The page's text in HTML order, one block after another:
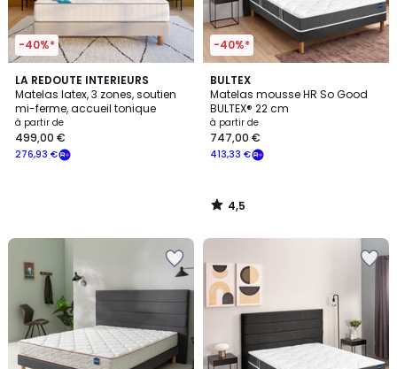
-40%*
LA REDOUTE INTERIEURS
Matelas latex, 3 zones, soutien
mi-ferme, accueil tonique
à partir de
276,93 €
499,00 €
-40%*
BULTEX
Matelas mousse HR So Good
BULTEX® 22 cm
à partir de
413,33 €
747,00 €
4,5
/ 5
4,5
/